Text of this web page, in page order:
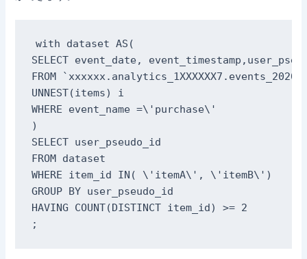
with dataset AS(
SELECT event_date,
FROM
UNNEST(items) i
WHERE event_name =\'purchase\'
)
SELECT user_pseudo_id
FROM dataset
WHERE item_id IN( \'itemA\', \'itemB\')
GROUP BY user_pseudo_id
HAVING COUNT(DISTINCT item_id) >= 2
;